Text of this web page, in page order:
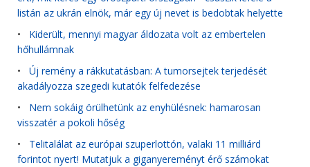
listán az ukrán elnök, már egy új nevet is bedobtak helyette
• Kiderült, mennyi magyar áldozata volt az embertelen
hőhullámnak
• Új remény a rákkutatásban: A tumorsejtek terjedését
akadályozza szegedi kutatók felfedezése
• Nem sokáig örülhetünk az enyhülésnek: hamarosan
visszatér a pokoli hőség
• Telitalálat az európai szuperlottón, valaki 11 milliárd
forintot nyert! Mutatjuk a giganyereményt érő számokat